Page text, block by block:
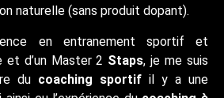
naturelle (sans produit dopant).
en entranement sportif et
et d’un Master 2 Staps, je me suis
du coaching sportif il y a une